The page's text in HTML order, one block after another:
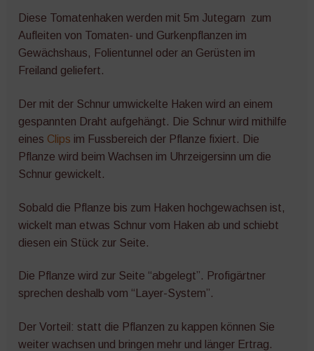
Diese Tomatenhaken werden mit 5m Jutegarn zum
Aufleiten von Tomaten- und Gurkenpflanzen im
Gewächshaus, Folientunnel oder an Gerüsten im
Freiland geliefert.
Der mit der Schnur umwickelte Haken wird an einem
gespannten Draht aufgehängt. Die Schnur wird mithilfe
eines Clips im Fussbereich der Pflanze fixiert. Die
Pflanze wird beim Wachsen im Uhrzeigersinn um die
Schnur gewickelt.
Sobald die Pflanze bis zum Haken hochgewachsen ist,
wickelt man etwas Schnur vom Haken ab und schiebt
diesen ein Stück zur Seite.
Die Pflanze wird zur Seite “abgelegt”. Profigärtner
sprechen deshalb vom “Layer-System”.
Der Vorteil: statt die Pflanzen zu kappen können Sie
weiter wachsen und bringen mehr und länger Ertrag.